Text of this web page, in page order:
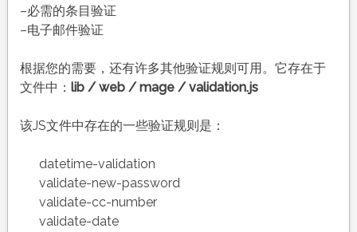
–必需的条目验证
–电子邮件验证
根据您的需要，还有许多其他验证规则可用。它存在于
文件中： lib / web / mage / validation.js
该JS文件中存在的一些验证规则是：
datetime-validation
validate-new-password
validate-cc-number
validate-date